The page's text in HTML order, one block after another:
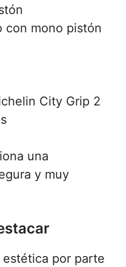
con mono pistón
City Grip 2
una
y muy
por parte